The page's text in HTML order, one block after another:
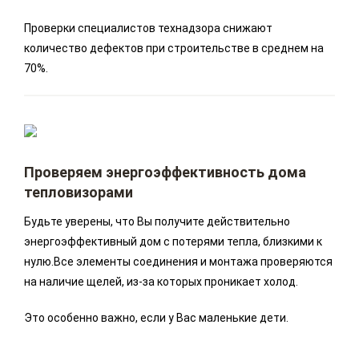
Проверки специалистов технадзора снижают
количество дефектов при строительстве в среднем на
70%.
Проверяем энергоэффективность дома
тепловизорами
Будьте уверены, что Вы получите действительно
энергоэффективный дом с потерями тепла, близкими к
нулю.Все элементы соединения и монтажа проверяются
на наличие щелей, из-за которых проникает холод.
Это особенно важно, если у Вас маленькие дети.